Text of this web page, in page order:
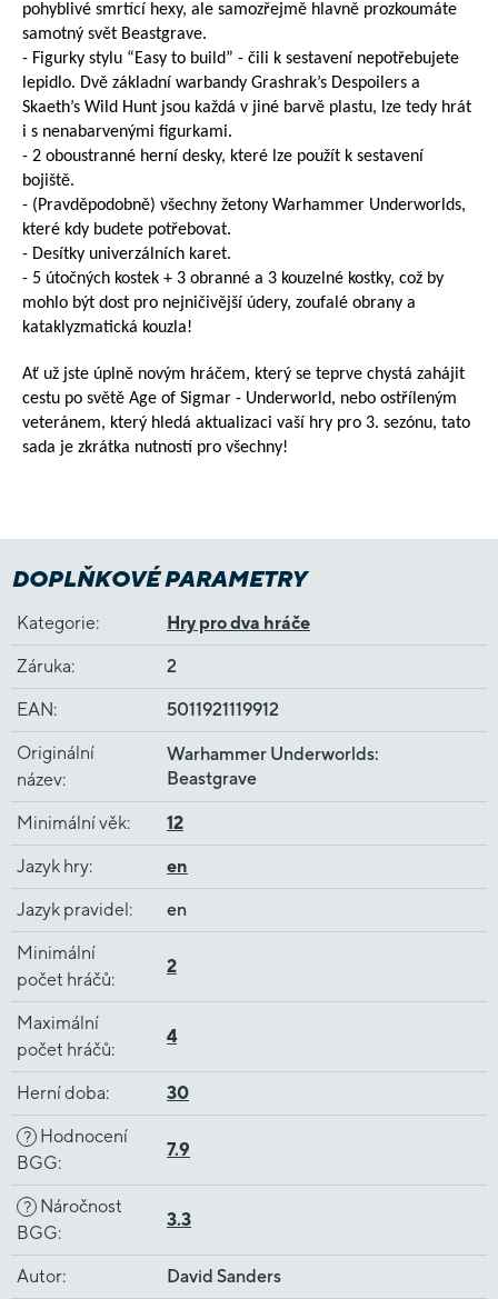
pohyblivé smrtící hexy, ale samozřejmě hlavně prozkoumáte
samotný svět Beastgrave.
- Figurky stylu “Easy to build” - čili k sestavení nepotřebujete
lepidlo. Dvě základní warbandy Grashrak’s Despoilers a
Skaeth’s Wild Hunt jsou každá v jiné barvě plastu, lze tedy hrát
i s nenabarvenými figurkami.
- 2 oboustranné herní desky, které lze použít k sestavení
bojiště.
- (Pravděpodobně) všechny žetony Warhammer Underworlds,
které kdy budete potřebovat.
- Desítky univerzálních karet.
- 5 útočných kostek + 3 obranné a 3 kouzelné kostky, což by
mohlo být dost pro nejničivější údery, zoufalé obrany a
kataklyzmatická kouzla!
Ať už jste úplně novým hráčem, který se teprve chystá zahájit
cestu po světě Age of Sigmar - Underworld, nebo ostříleným
veteránem, který hledá aktualizaci vaší hry pro 3. sezónu, tato
sada je zkrátka nutností pro všechny!
DOPLŇKOVÉ PARAMETRY
Kategorie: Hry pro dva hráče
Záruka: 2
EAN: 5011921119912
Originální
název:
Warhammer Underworlds:
Beastgrave
Minimální věk: 12
Jazyk hry: en
Jazyk pravidel: en
Minimální
počet hráčů:
2
Maximální
počet hráčů:
4
Herní doba: 30
? Hodnocení
BGG:
7.9
? Náročnost
BGG:
3.3
Autor: David Sanders